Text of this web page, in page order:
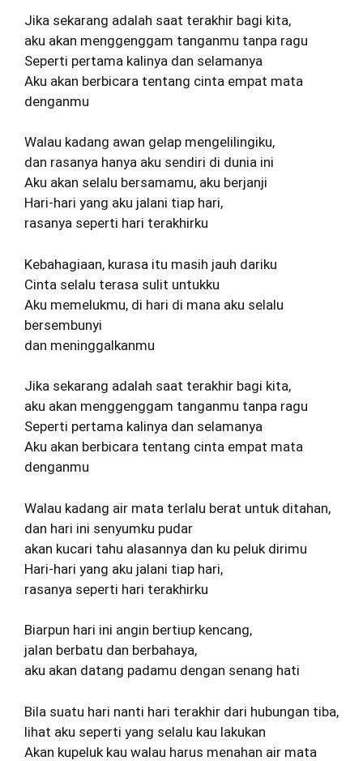
Jika sekarang adalah saat terakhir bagi kita,
aku akan menggenggam tanganmu tanpa ragu
Seperti pertama kalinya dan selamanya
Aku akan berbicara tentang cinta empat mata
denganmu
Walau kadang awan gelap mengelilingiku,
dan rasanya hanya aku sendiri di dunia ini
Aku akan selalu bersamamu, aku berjanji
Hari-hari yang aku jalani tiap hari,
rasanya seperti hari terakhirku
Kebahagiaan, kurasa itu masih jauh dariku
Cinta selalu terasa sulit untukku
Aku memelukmu, di hari di mana aku selalu
bersembunyi
dan meninggalkanmu
Jika sekarang adalah saat terakhir bagi kita,
aku akan menggenggam tanganmu tanpa ragu
Seperti pertama kalinya dan selamanya
Aku akan berbicara tentang cinta empat mata
denganmu
Walau kadang air mata terlalu berat untuk ditahan,
dan hari ini senyumku pudar
akan kucari tahu alasannya dan ku peluk dirimu
Hari-hari yang aku jalani tiap hari,
rasanya seperti hari terakhirku
Biarpun hari ini angin bertiup kencang,
jalan berbatu dan berbahaya,
aku akan datang padamu dengan senang hati
Bila suatu hari nanti hari terakhir dari hubungan tiba,
lihat aku seperti yang selalu kau lakukan
Akan kupeluk kau walau harus menahan air mata